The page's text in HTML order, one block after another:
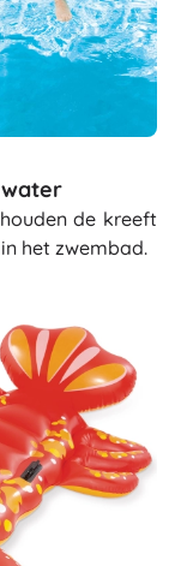
de kreeft
het zwembad.